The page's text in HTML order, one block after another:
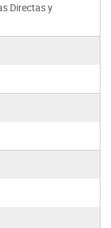
Directas y